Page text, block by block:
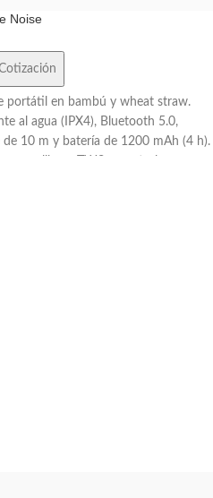
Noise
portátil en bambú y wheat straw.
al agua (IPX4), Bluetooth 5.0,
de 10 m y batería de 1200 mAh (4 h).